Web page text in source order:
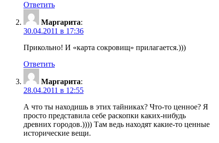
Ответить
Маргарита:
30.04.2011 в 17:36
Прикольно! И «карта сокровищ» прилагается.)))
Ответить
Маргарита:
28.04.2011 в 12:55
А что ты находишь в этих тайниках? Что-то ценное? Я
просто представила себе раскопки каких-нибудь
древних городов.)))) Там ведь находят какие-то ценные
исторические вещи.